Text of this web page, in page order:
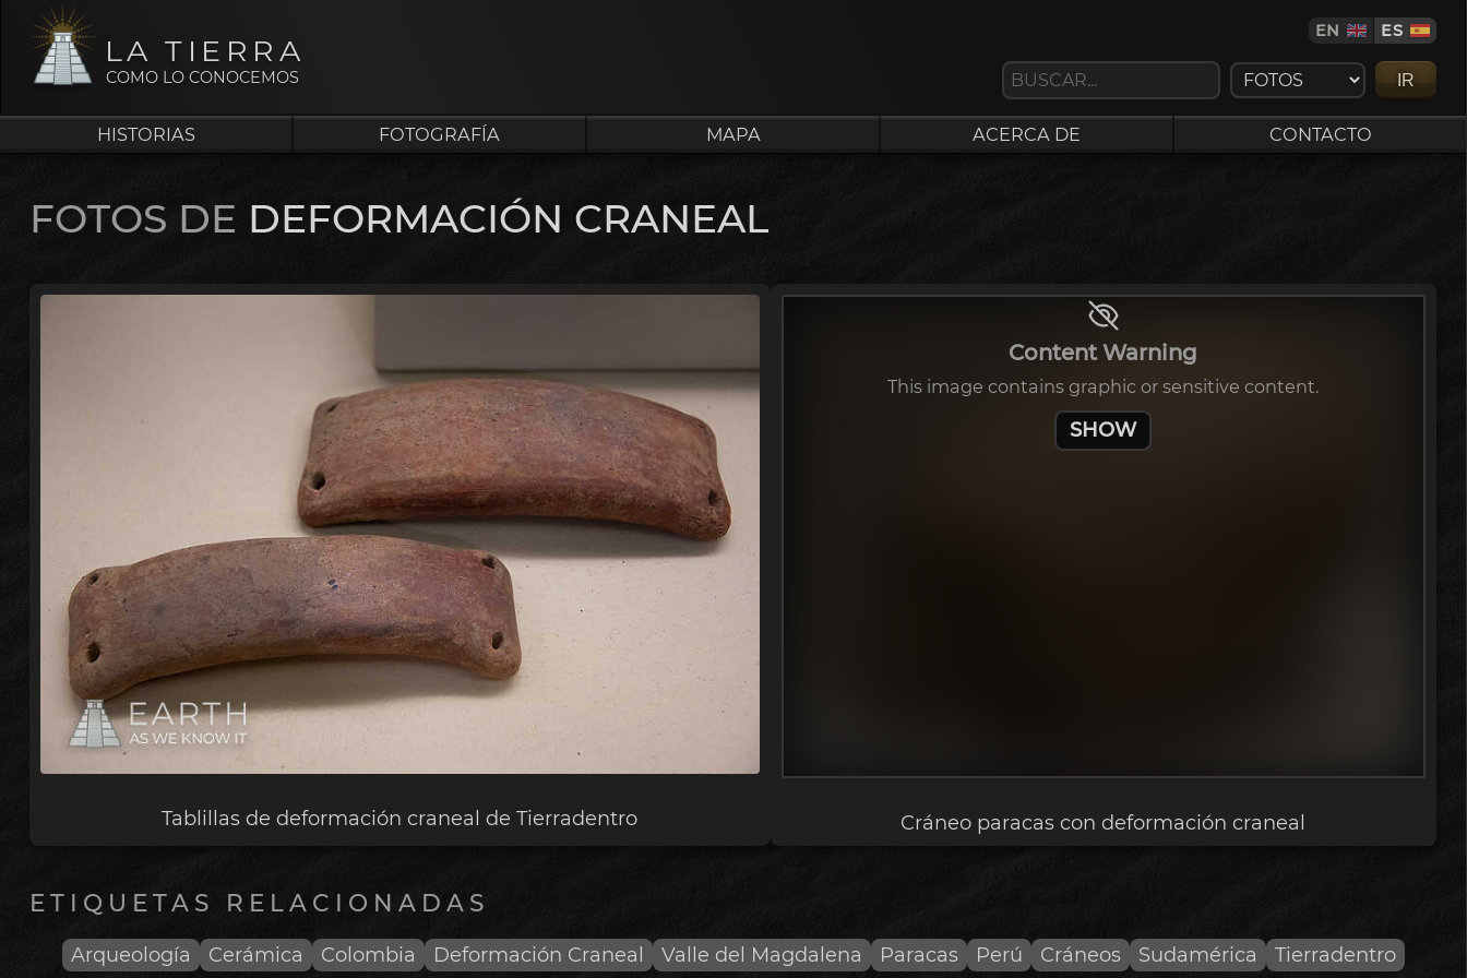
LA TIERRA
COMO LO CONOCEMOS IR
HISTORIAS FOTOGRAFÍA MAPA ACERCA DE CONTACTO
EN ES
FOTOS DE DEFORMACIÓN CRANEAL
Tablillas de deformación craneal de Tierradentro
Content Warning
This image contains graphic or sensitive content.
SHOW
Cráneo paracas con deformación craneal
ETIQUETAS RELACIONADAS
Arqueología Cerámica Colombia Deformación Craneal Valle del Magdalena Paracas Perú Cráneos Sudamérica Tierradentro